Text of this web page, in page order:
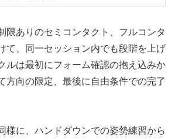
限ありのセミコンタクト、フルコンタ
て、同一セッション内でも段階を上げ
ルは最初にフォーム確認の抱え込みか
方向の限定、最後に自由条件での完了
様に、ハンドダウンでの姿勢練習から